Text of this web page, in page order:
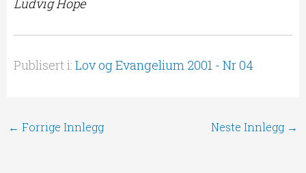
Ludvig Hope
Publisert i: Lov og Evangelium 2001 - Nr 04
← Forrige Innlegg Neste Innlegg →